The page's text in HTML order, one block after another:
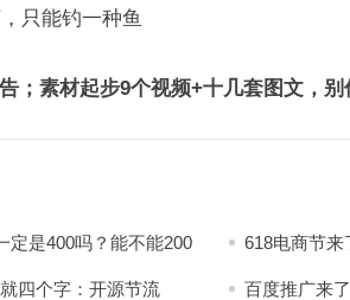
只能钓一种鱼
；素材起步9个视频+十几套图文，别
定是400吗？能不能200
618电商节
四个字：开源节流 百度推广来